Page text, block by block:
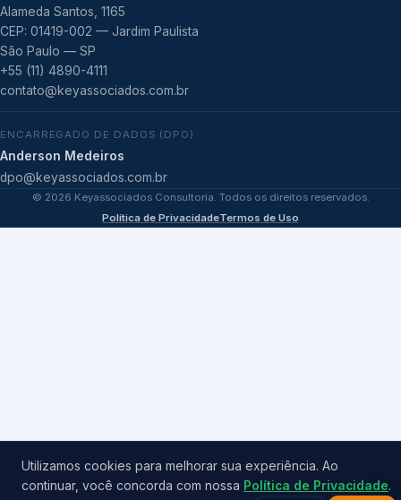
Alameda Santos, 1165
CEP: 01419-002 — Jardim Paulista
São Paulo — SP
+55 (11) 4890-4111
contato@keyassociados.com.br
ENCARREGADO DE DADOS (DPO)
Anderson Medeiros
dpo@keyassociados.com.br
© 2026 Keyassociados Consultoria. Todos os direitos reservados.
Política de PrivacidadeTermos de Uso
Utilizamos cookies para melhorar sua experiência. Ao
continuar, você concorda com nossa Política de Privacidade.